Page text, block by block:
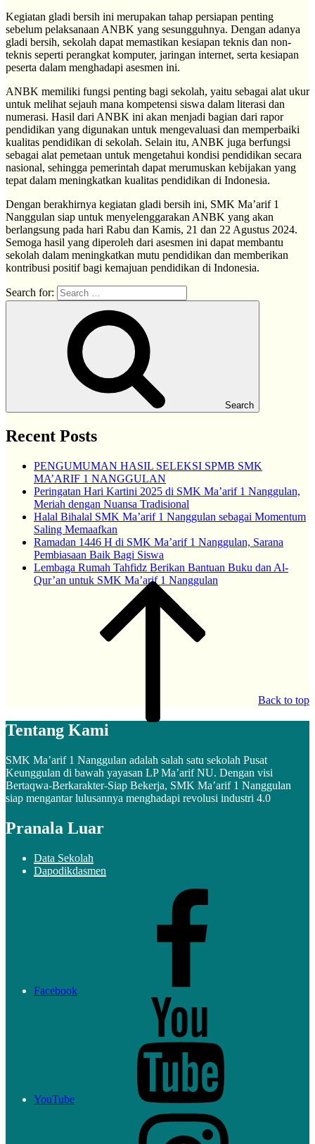
Kegiatan gladi bersih ini merupakan tahap persiapan penting
sebelum pelaksanaan ANBK yang sesungguhnya. Dengan adanya
gladi bersih, sekolah dapat memastikan kesiapan teknis dan non-
teknis seperti perangkat komputer, jaringan internet, serta kesiapan
peserta dalam menghadapi asesmen ini.
ANBK memiliki fungsi penting bagi sekolah, yaitu sebagai alat ukur
untuk melihat sejauh mana kompetensi siswa dalam literasi dan
numerasi. Hasil dari ANBK ini akan menjadi bagian dari rapor
pendidikan yang digunakan untuk mengevaluasi dan memperbaiki
kualitas pendidikan di sekolah. Selain itu, ANBK juga berfungsi
sebagai alat pemetaan untuk mengetahui kondisi pendidikan secara
nasional, sehingga pemerintah dapat merumuskan kebijakan yang
tepat dalam meningkatkan kualitas pendidikan di Indonesia.
Dengan berakhirnya kegiatan gladi bersih ini, SMK Ma’arif 1
Nanggulan siap untuk menyelenggarakan ANBK yang akan
berlangsung pada hari Rabu dan Kamis, 21 dan 22 Agustus 2024.
Semoga hasil yang diperoleh dari asesmen ini dapat membantu
sekolah dalam meningkatkan mutu pendidikan dan memberikan
kontribusi positif bagi kemajuan pendidikan di Indonesia.
Search for:
Search
Recent Posts
PENGUMUMAN HASIL SELEKSI SPMB SMK
MA’ARIF 1 NANGGULAN
Peringatan Hari Kartini 2025 di SMK Ma’arif 1 Nanggulan,
Meriah dengan Nuansa Tradisional
Halal Bihalal SMK Ma’arif 1 Nanggulan sebagai Momentum
Saling Memaafkan
Ramadan 1446 H di SMK Ma’arif 1 Nanggulan, Sarana
Pembiasaan Baik Bagi Siswa
Lembaga Rumah Tahfidz Berikan Bantuan Buku dan Al-
Qur’an untuk SMK Ma’arif 1 Nanggulan
Back to top
Tentang Kami
SMK Ma’arif 1 Nanggulan adalah salah satu sekolah Pusat
Keunggulan di bawah yayasan LP Ma’arif NU. Dengan visi
Bertaqwa-Berkarakter-Siap Bekerja, SMK Ma’arif 1 Nanggulan
siap mengantar lulusannya menghadapi revolusi industri 4.0
Pranala Luar
Data Sekolah
Dapodikdasmen
Facebook
YouTube